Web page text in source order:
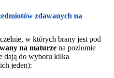
zdawanych na
w których brany jest pod
na maturze na poziomie
dają do wyboru kilka
jeden):